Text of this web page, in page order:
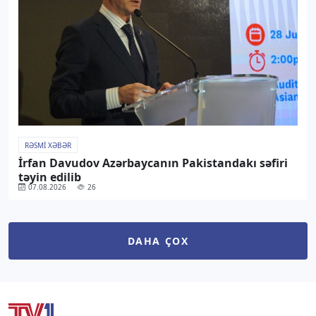
RƏSMI XƏBƏR
İrfan Davudov Azərbaycanın Pakistandakı səfiri
təyin edilib
07.08.2026 26
DAHA ÇOX